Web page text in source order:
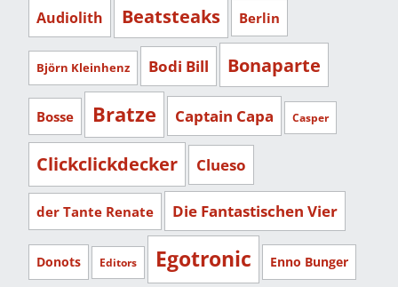
Audiolith Beatsteaks Berlin
Björn Kleinhenz Bodi Bill Bonaparte
Bosse Bratze Captain Capa Casper
Clickclickdecker Clueso
der Tante Renate Die Fantastischen Vier
Donots Editors Egotronic Enno Bunger